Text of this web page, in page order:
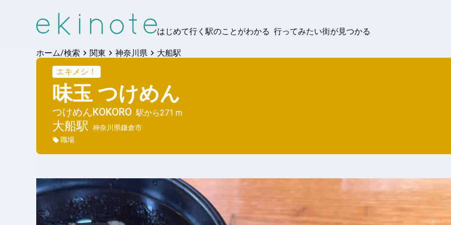
はじめて行く駅のことがわかる 行ってみたい街が見つかる
ホーム/検索 関東 神奈川県
大船駅
エキメシ！
味玉 つけめん
つけめんKOKORO 駅から271 m
大船駅 神奈川県鎌倉市
職場